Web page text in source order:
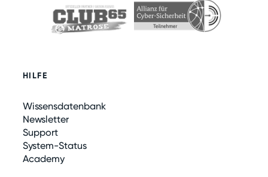
HILFE
Wissensdatenbank
Newsletter
Support
System-Status
Academy